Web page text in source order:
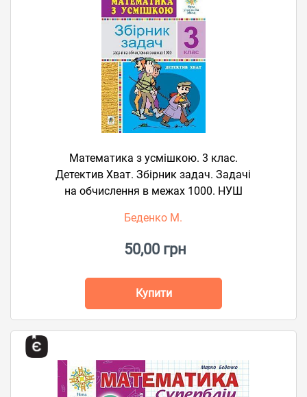
Математика з усмішкою. 3 клас.
Детектив Хват. Збірник задач. Задачі
на обчислення в межах 1000. НУШ
Беденко М.
50,00 грн
Купити